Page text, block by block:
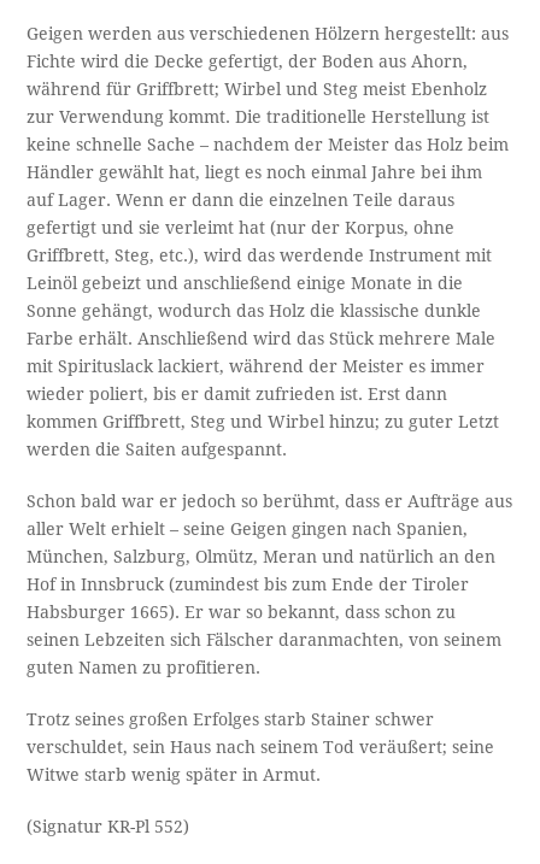
Geigen werden aus verschiedenen Hölzern hergestellt: aus
Fichte wird die Decke gefertigt, der Boden aus Ahorn,
während für Griffbrett; Wirbel und Steg meist Ebenholz
zur Verwendung kommt. Die traditionelle Herstellung ist
keine schnelle Sache – nachdem der Meister das Holz beim
Händler gewählt hat, liegt es noch einmal Jahre bei ihm
auf Lager. Wenn er dann die einzelnen Teile daraus
gefertigt und sie verleimt hat (nur der Korpus, ohne
Griffbrett, Steg, etc.), wird das werdende Instrument mit
Leinöl gebeizt und anschließend einige Monate in die
Sonne gehängt, wodurch das Holz die klassische dunkle
Farbe erhält. Anschließend wird das Stück mehrere Male
mit Spirituslack lackiert, während der Meister es immer
wieder poliert, bis er damit zufrieden ist. Erst dann
kommen Griffbrett, Steg und Wirbel hinzu; zu guter Letzt
werden die Saiten aufgespannt.
Schon bald war er jedoch so berühmt, dass er Aufträge aus
aller Welt erhielt – seine Geigen gingen nach Spanien,
München, Salzburg, Olmütz, Meran und natürlich an den
Hof in Innsbruck (zumindest bis zum Ende der Tiroler
Habsburger 1665). Er war so bekannt, dass schon zu
seinen Lebzeiten sich Fälscher daranmachten, von seinem
guten Namen zu profitieren.
Trotz seines großen Erfolges starb Stainer schwer
verschuldet, sein Haus nach seinem Tod veräußert; seine
Witwe starb wenig später in Armut.
(Signatur KR-Pl 552)